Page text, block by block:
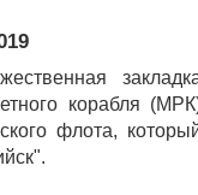
корабля
флота,